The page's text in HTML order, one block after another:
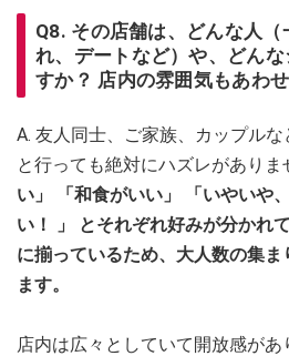
Q8. その店舗は、どんな人
れ、デートなど）や、どん
すか？ 店内の雰囲気もあわ
A. 友人同士、ご家族、カップル
と行っても絶対にハズレがありま
い」 「和食がいい」 「いやいや
い！ 」 とそれぞれ好みが分かれ
に揃っているため、大人数の集
ます。
店内は広々としていて開放感があ